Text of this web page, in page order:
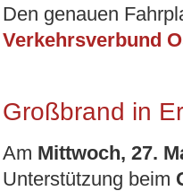
Den genauen
Verkehrsverbund
Großbrand in
Am Mittwoch, 27.
Unterstützung beim